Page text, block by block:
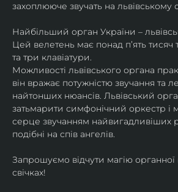
захоплююче звучать на львівському
Найбільший орган України –
Цей велетень має понад пʼять тисяч
та три клавіатури.
Можливості львівського органа
він вражає потужністю звучання та
найтонших нюансів. Львівський
затьмарити симфонічний оркестр і
серце звучанням найвигадливіших
подібні на спів ангелів.
Запрошуємо відчути магію
свічках!